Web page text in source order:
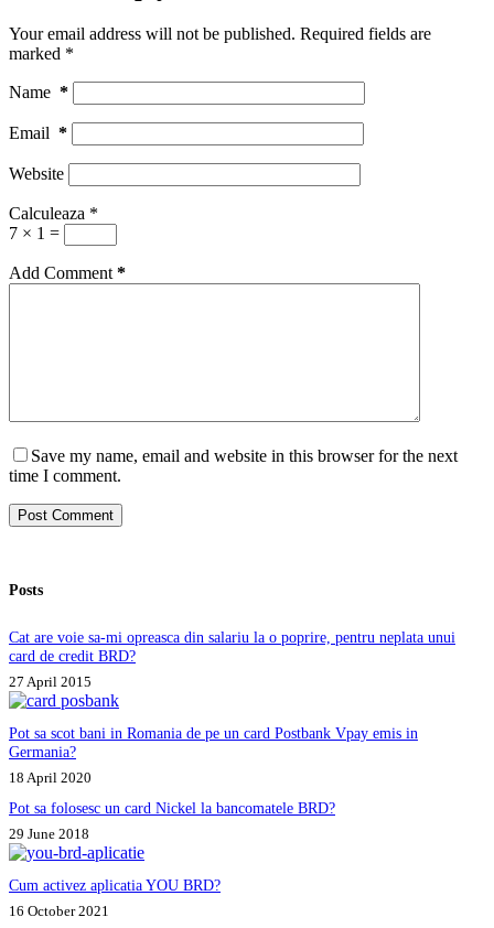
Your email address will not be published. Required fields are
marked *
Name *
Email *
Website
Calculeaza *
7 × 1 =
Add Comment *
Save my name, email and website in this browser for the next
time I comment.
Post Comment
Posts
Cat are voie sa-mi opreasca din salariu la o poprire, pentru neplata unui
card de credit BRD?
27 April 2015
Pot sa scot bani in Romania de pe un card Postbank Vpay emis in
Germania?
18 April 2020
Pot sa folosesc un card Nickel la bancomatele BRD?
29 June 2018
Cum activez aplicatia YOU BRD?
16 October 2021